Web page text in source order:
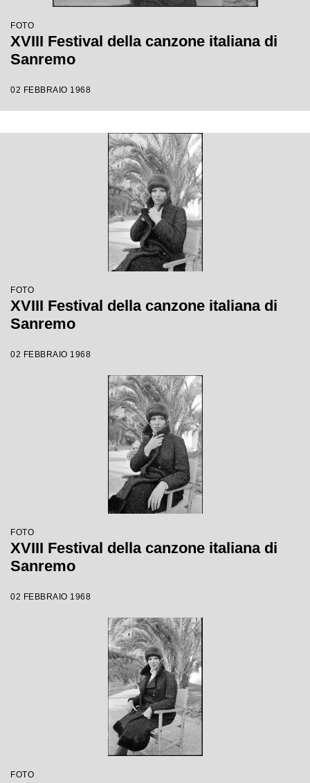
FOTO
XVIII Festival della canzone italiana di
Sanremo
02 FEBBRAIO 1968
FOTO
XVIII Festival della canzone italiana di
Sanremo
02 FEBBRAIO 1968
FOTO
XVIII Festival della canzone italiana di
Sanremo
02 FEBBRAIO 1968
FOTO